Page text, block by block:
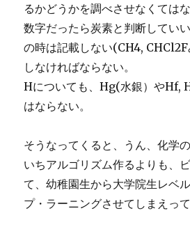
るかどうかを調べさせなくてはな
数字だったら炭素と判断してい
の時は記載しない(CH4,
しなければならない。
Hについても、Hg(水銀）やHf,
はならない。
そうなってくると、うん、化学
いちアルゴリズム作るよりも、
て、幼稚園生から大学院生レベ
プ・ラーニングさせてしまえって